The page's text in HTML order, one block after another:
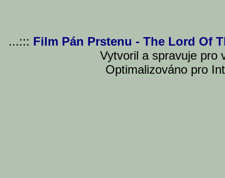
...::: Film Pán Prstenu - The Lord Of
Vytvoril a spravuje pro
Optimalizováno pro